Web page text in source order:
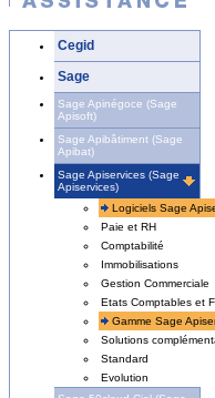
Cegid
Sage
Sage Apinégoce (Sage
Apisoft)
Sage Apibâtiment (Sage
Apibat)
Sage Apiservices (Sage
Apiservices)
Logiciels Sage
Paie et RH
Comptabilité
Immobilisations
Gestion Commerciale
Etats Comptables et
Gamme Sage
Solutions
Standard
Evolution